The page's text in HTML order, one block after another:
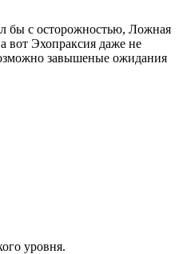
бы с осторожностью, Ложная
вот Эхопраксия даже не
завышеные ожидания
уровня.